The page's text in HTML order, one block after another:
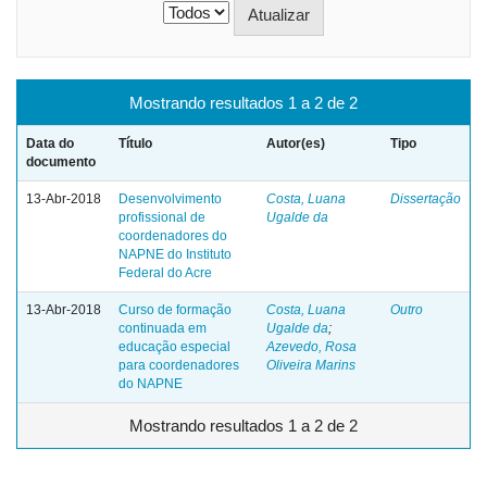
Mostrando resultados 1 a 2 de 2
Data do
documento
Título Autor(es) Tipo
13-Abr-2018
Desenvolvimento
profissional de
coordenadores do
NAPNE do Instituto
Federal do Acre
Costa, Luana
Ugalde da
Dissertação
13-Abr-2018
Curso de formação
continuada em
educação especial
para coordenadores
do NAPNE
Costa, Luana
Ugalde da;
Azevedo, Rosa
Oliveira Marins
Outro
Mostrando resultados 1 a 2 de 2